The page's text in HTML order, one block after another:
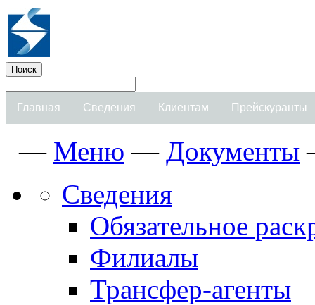
Главная Сведения Клиентам Прейскуранты
— Меню — Документы
Сведения
Обязательное
Филиалы
Трансфер-агенты